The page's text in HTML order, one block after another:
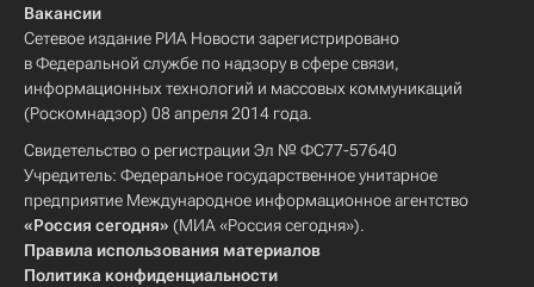
Вакансии
Сетевое издание РИА Новости зарегистрировано
в Федеральной службе по надзору в сфере связи,
информационных технологий и массовых коммуникаций
(Роскомнадзор) 08 апреля 2014 года.
Свидетельство о регистрации Эл № ФС77-57640
Учредитель: Федеральное государственное унитарное
предприятие Международное информационное агентство
«Россия сегодня» (МИА «Россия сегодня»).
Правила использования материалов
Политика конфиденциальности